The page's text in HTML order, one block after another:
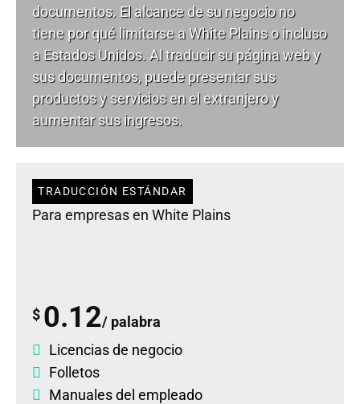
documentos. El alcance de su negocio no
tiene por qué limitarse a White Plains o incluso
a Estados Unidos. Al traducir su página web y
sus documentos, puede presentar sus
productos y servicios en el extranjero y
aumentar sus ingresos.
TRADUCCIÓN ESTÁNDAR
Para empresas en White Plains
$ 0.12/ palabra
Licencias de negocio
Folletos
Manuales del empleado